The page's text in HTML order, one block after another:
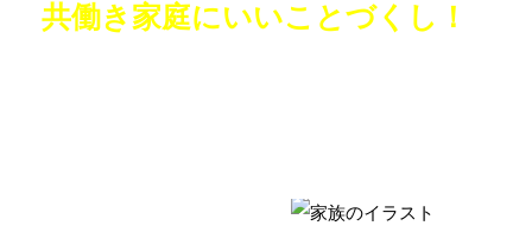
共働き家庭にいいことづくし！